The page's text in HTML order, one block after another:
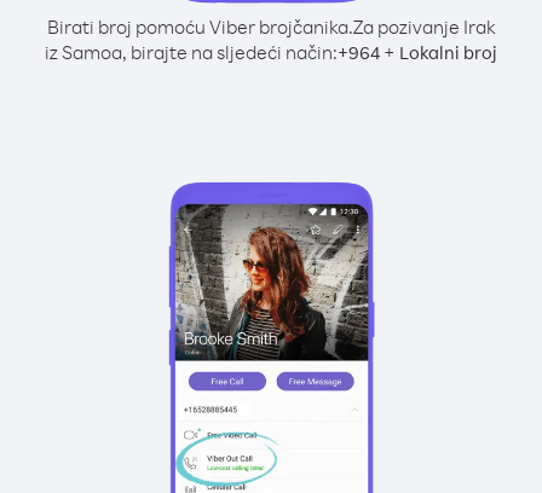
Birati broj pomoću Viber brojčanika.Za pozivanje Irak
iz Samoa, birajte na sljedeći način:+964 + Lokalni broj